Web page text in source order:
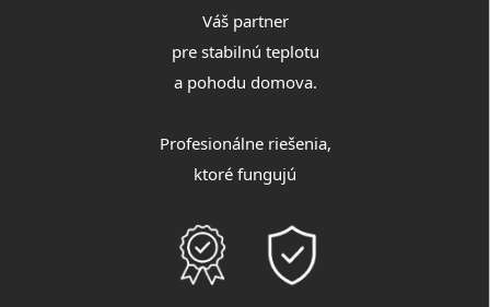
Váš partner
pre stabilnú teplotu
a pohodu domova.
Profesionálne riešenia,
ktoré fungujú